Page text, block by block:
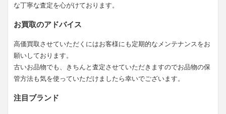
な丁寧な査定を心がけております。
お買取のアドバイス
高価買取させていただくにはお客様にも定期的なメンテナンスをお
願いしております。
古いお品物でも、きちんと査定させていただきますのでお品物の保
管方法も気を使っていただけましたら幸いでございます。
注目ブランド